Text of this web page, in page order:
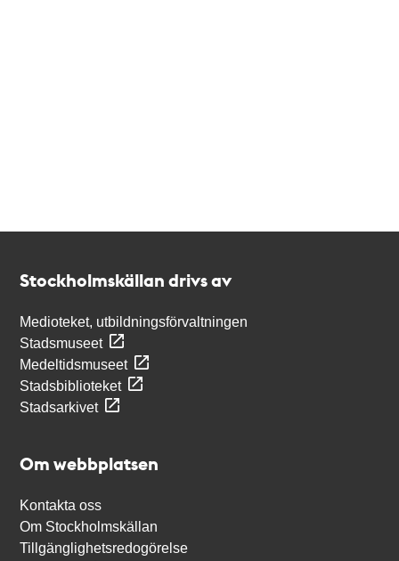
Stockholmskällan drivs av
Medioteket, utbildningsförvaltningen
Stadsmuseet
Medeltidsmuseet
Stadsbiblioteket
Stadsarkivet
Om webbplatsen
Kontakta oss
Om Stockholmskällan
Tillgänglighetsredogörelse